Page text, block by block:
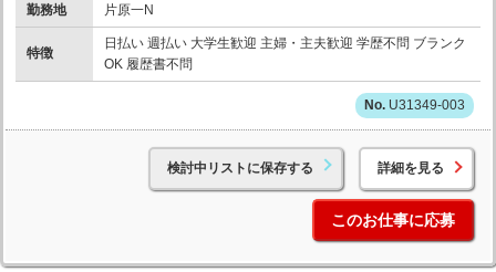
勤務地 片原一N
特徴
日払い 週払い 大学生歓迎 主婦・主夫歓迎 学歴不問 ブランク
OK 履歴書不問
U31349-003
検討中リストに保存する 詳細を見る
このお仕事に応募